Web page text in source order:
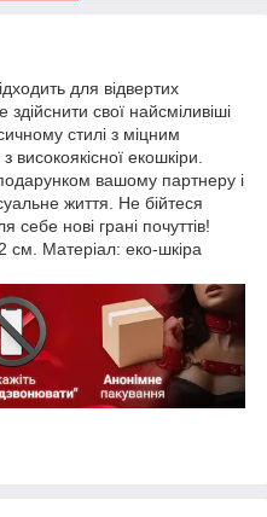
для відвертих
свої найсміливіші
стилі з міцним
екошкіри.
вашому партнеру і
життя. Не бійтеся
себе нові грані почуттів!
см. Матеріал: еко-шкіра